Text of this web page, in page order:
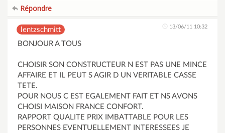
Répondre
lentzschmitt 13/06/11 10:32
BONJOUR A TOUS
CHOISIR SON CONSTRUCTEUR N EST PAS UNE MINCE
AFFAIRE ET IL PEUT S AGIR D UN VERITABLE CASSE
TETE.
POUR NOUS C EST EGALEMENT FAIT ET NS AVONS
CHOISI MAISON FRANCE CONFORT.
RAPPORT QUALITE PRIX IMBATTABLE POUR LES
PERSONNES EVENTUELLEMENT INTERESSEES JE